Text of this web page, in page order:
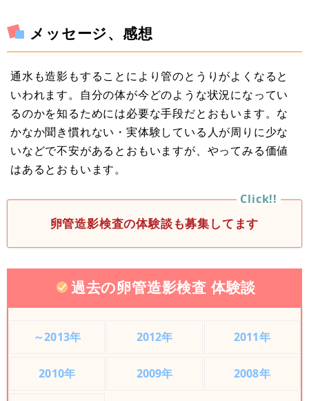
メッセージ、感想
通水も造影もすることにより管のとうりがよくなると
いわれます。自分の体が今どのような状況になってい
るのかを知るためには必要な手段だとおもいます。な
かなか聞き慣れない・実体験している人が周りに少な
いなどで不安があるとおもいますが、やってみる価値
はあるとおもいます。
卵管造影検査の体験談も募集してます
過去の卵管造影検査 体験談
～2013年 2012年 2011年
2010年 2009年 2008年